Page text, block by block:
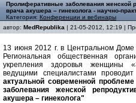
Пролиферативные заболевания женской
врача акушера – гинеколога - научно-
Категория: Конференции и вебинары
автор: MedRepublika | 21-05-2012, 12:19 |
13 июня 2012 г. в Центральном
Региональная общественная
укрепления здоровья женщины
ведущими специалистами проводит
актуальной современной
заболевания женской
акушера – гинеколога"